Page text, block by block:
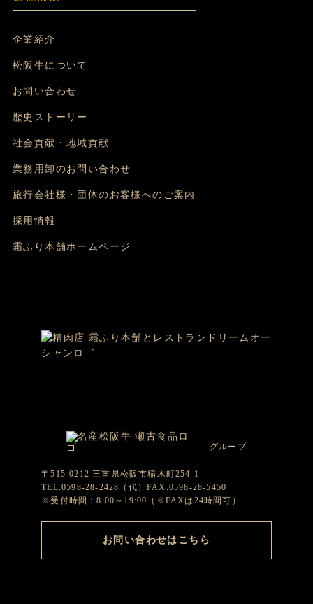
企業紹介
松阪牛について
お問い合わせ
歴史ストーリー
社会貢献・地域貢献
業務用卸のお問い合わせ
旅行会社様・団体のお客様へのご案内
採用情報
霜ふり本舗ホームページ
グループ
〒515-0212 三重県松阪市稲木町254-1
TEL.0598-28-2428（代）FAX.0598-28-5450
※受付時間：8:00～19:00（※FAXは24時間可）
お問い合わせはこちら